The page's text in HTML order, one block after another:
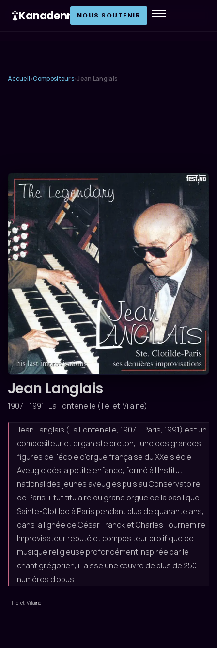
Kanadenn NOUS SOUTENIR
Accueil ›Compositeurs›Jean Langlais
MODERNE
Jean Langlais
1907 – 1991 · La Fontenelle (Ille-et-Vilaine)
Jean Langlais (La Fontenelle, 1907 – Paris, 1991) est un
compositeur et organiste breton, l'une des grandes
figures de l'école d'orgue française du XXe siècle.
Aveugle dès la petite enfance, formé à l'Institut
national des jeunes aveugles puis au Conservatoire
de Paris, il fut titulaire du grand orgue de la basilique
Sainte-Clotilde à Paris pendant plus de quarante ans,
dans la lignée de César Franck et Charles Tournemire.
Improvisateur réputé et compositeur prolifique de
musique religieuse profondément inspirée par le
chant grégorien, il laisse une œuvre de plus de 250
numéros d'opus.
Ille-et-Vilaine